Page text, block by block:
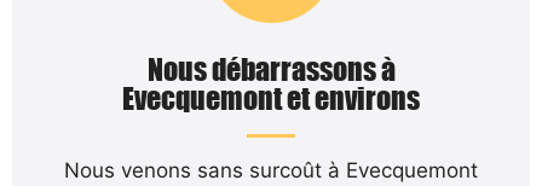
Nous débarrassons à
Evecquemont et environs
Nous venons sans surcoût à Evecquemont